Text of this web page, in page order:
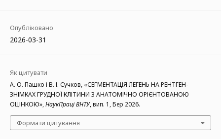
Опубліковано
2026-03-31
Як цитувати
А. О. Пашко і В. І. Сучков, «СЕГМЕНТАЦІЯ ЛЕГЕНЬ НА РЕНТГЕН-
ЗНІМКАХ ГРУДНОЇ КЛІТИНИ З АНАТОМІЧНО ОРІЄНТОВАНОЮ
ОЦІНКОЮ»,НаукПраці ВНТУ, вип. 1, Бер 2026.
Формати цитування